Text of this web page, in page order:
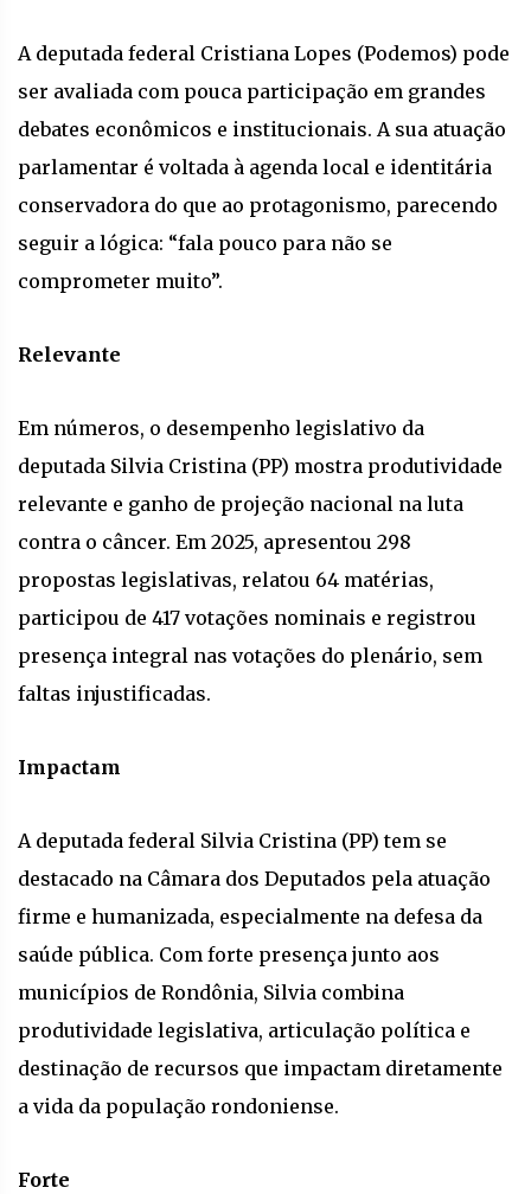
A deputada federal Cristiana Lopes (Podemos) pode
ser avaliada com pouca participação em grandes
debates econômicos e institucionais. A sua atuação
parlamentar é voltada à agenda local e identitária
conservadora do que ao protagonismo, parecendo
seguir a lógica: “fala pouco para não se
comprometer muito”.
Relevante
Em números, o desempenho legislativo da
deputada Silvia Cristina (PP) mostra produtividade
relevante e ganho de projeção nacional na luta
contra o câncer. Em 2025, apresentou 298
propostas legislativas, relatou 64 matérias,
participou de 417 votações nominais e registrou
presença integral nas votações do plenário, sem
faltas injustificadas.
Impactam
A deputada federal Silvia Cristina (PP) tem se
destacado na Câmara dos Deputados pela atuação
firme e humanizada, especialmente na defesa da
saúde pública. Com forte presença junto aos
municípios de Rondônia, Silvia combina
produtividade legislativa, articulação política e
destinação de recursos que impactam diretamente
a vida da população rondoniense.
Forte